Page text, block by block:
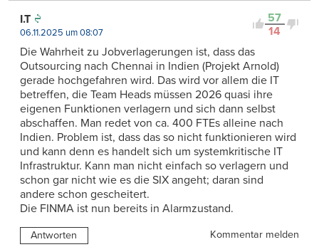
57
14
I.T
06.11.2025 um 08:07
Die Wahrheit zu Jobverlagerungen ist, dass das
Outsourcing nach Chennai in Indien (Projekt Arnold)
gerade hochgefahren wird. Das wird vor allem die IT
betreffen, die Team Heads müssen 2026 quasi ihre
eigenen Funktionen verlagern und sich dann selbst
abschaffen. Man redet von ca. 400 FTEs alleine nach
Indien. Problem ist, dass das so nicht funktionieren wird
und kann denn es handelt sich um systemkritische IT
Infrastruktur. Kann man nicht einfach so verlagern und
schon gar nicht wie es die SIX angeht; daran sind
andere schon gescheitert.
Die FINMA ist nun bereits in Alarmzustand.
Antworten
Kommentar melden